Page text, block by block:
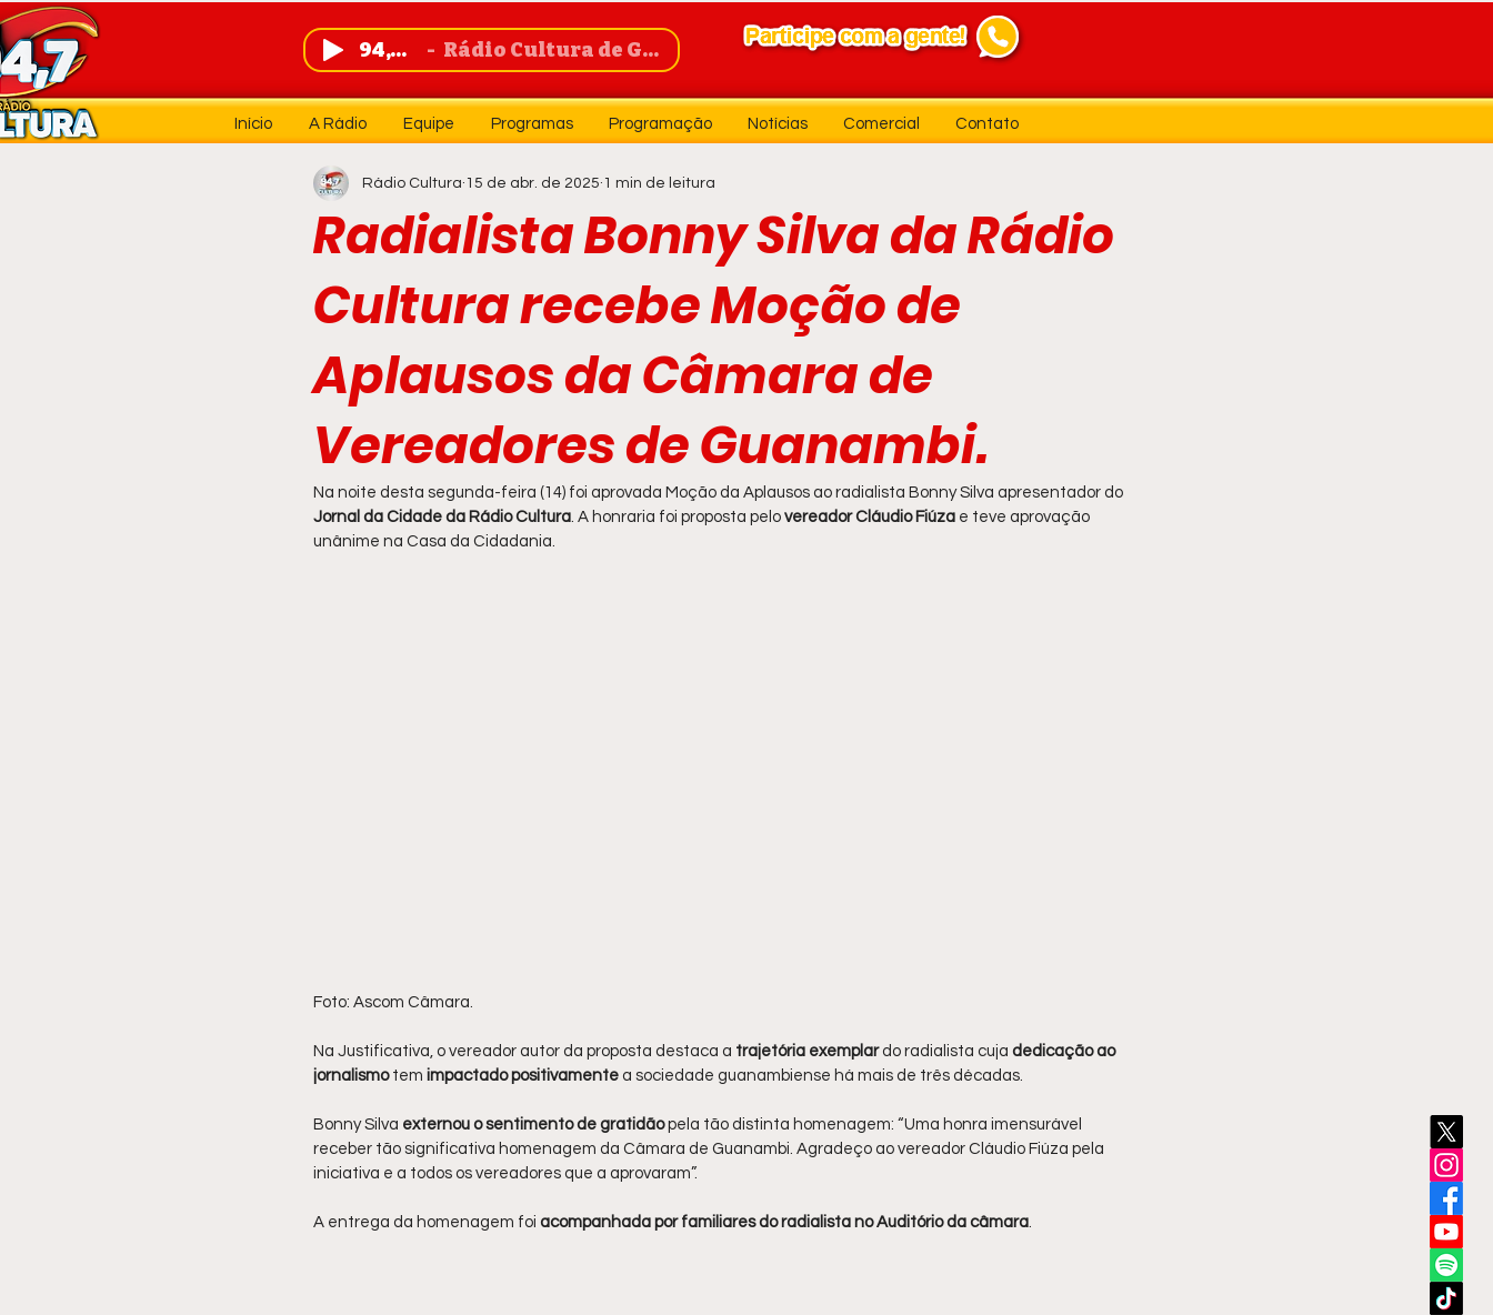
94,7 FM Rádio Cultura de Guanambi
Início A Rádio Equipe Programas Programação Notícias Comercial Contato
Radialista Bonny Silva da Rádio
Cultura recebe Moção de
Aplausos da Câmara de
Vereadores de Guanambi.
Rádio Cultura 15 de abr. de 2025 1 min de leitura
Na noite desta segunda-feira (14) foi aprovada Moção da Aplausos ao radialista Bonny Silva apresentador do
Jornal da Cidade da Rádio Cultura. A honraria foi proposta pelo vereador Cláudio Fiúza e teve aprovação
unânime na Casa da Cidadania.
Foto: Ascom Câmara.
Na Justificativa, o vereador autor da proposta destaca a trajetória exemplar do radialista cuja dedicação ao
jornalismo tem impactado positivamente a sociedade guanambiense há mais de três décadas.
Bonny Silva externou o sentimento de gratidão pela tão distinta homenagem: “Uma honra imensurável
receber tão significativa homenagem da Câmara de Guanambi. Agradeço ao vereador Cláudio Fiúza pela
iniciativa e a todos os vereadores que a aprovaram”.
A entrega da homenagem foi acompanhada por familiares do radialista no Auditório da câmara.